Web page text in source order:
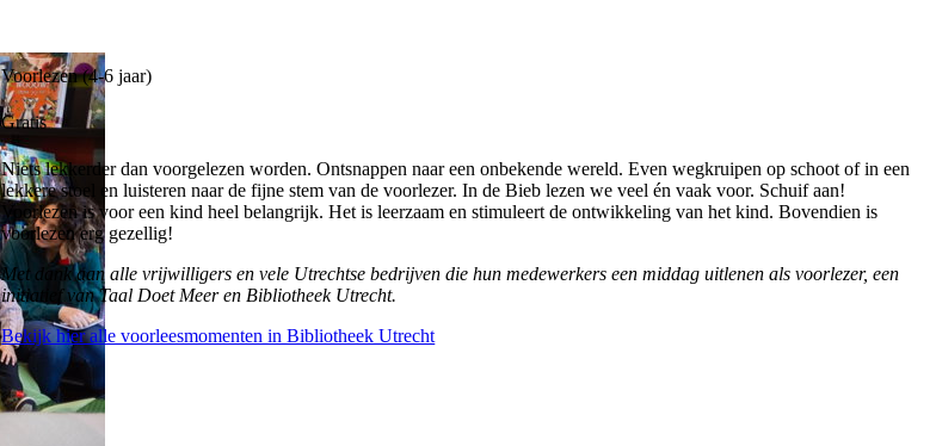
Voorlezen (4-6 jaar)
Gratis
Niets lekkerder dan voorgelezen worden. Ontsnappen naar een onbekende wereld. Even wegkruipen op schoot of in een
lekkere stoel en luisteren naar de fijne stem van de voorlezer. In de Bieb lezen we veel én vaak voor. Schuif aan!
Voorlezen is voor een kind heel belangrijk. Het is leerzaam en stimuleert de ontwikkeling van het kind. Bovendien is
voorlezen erg gezellig!
Met dank aan alle vrijwilligers en vele Utrechtse bedrijven die hun medewerkers een middag uitlenen als voorlezer, een
initiatief van Taal Doet Meer en Bibliotheek Utrecht.
Bekijk hier alle voorleesmomenten in Bibliotheek Utrecht